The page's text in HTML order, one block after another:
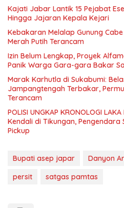
Kajati Jabar Lantik 15 Pejabat
Hingga Jajaran Kepala Kejari
Kebakaran Melalap Gunung
Merah Putih Terancam
Izin Belum Lengkap, Proyek
Panik Warga Gara-gara Bakar
Marak Karhutla di Sukabumi:
Jampangtengah Terbakar,
Terancam
POLISI UNGKAP KRONOLOGI
Kendali di Tikungan, Pengendara
Pickup
Bupati asep japar
Danyon
persit
satgas pamtas